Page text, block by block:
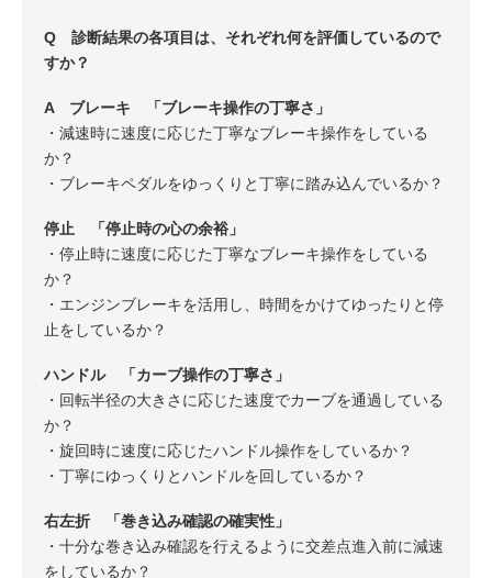
Q 診断結果の各項目は、それぞれ何を評価しているので
すか？
A ブレーキ 「ブレーキ操作の丁寧さ」
・減速時に速度に応じた丁寧なブレーキ操作をしている
か？
・ブレーキペダルをゆっくりと丁寧に踏み込んでいるか？
停止 「停止時の心の余裕」
・停止時に速度に応じた丁寧なブレーキ操作をしている
か？
・エンジンブレーキを活用し、時間をかけてゆったりと停
止をしているか？
ハンドル 「カーブ操作の丁寧さ」
・回転半径の大きさに応じた速度でカーブを通過している
か？
・旋回時に速度に応じたハンドル操作をしているか？
・丁寧にゆっくりとハンドルを回しているか？
右左折 「巻き込み確認の確実性」
・十分な巻き込み確認を行えるように交差点進入前に減速
をしているか？